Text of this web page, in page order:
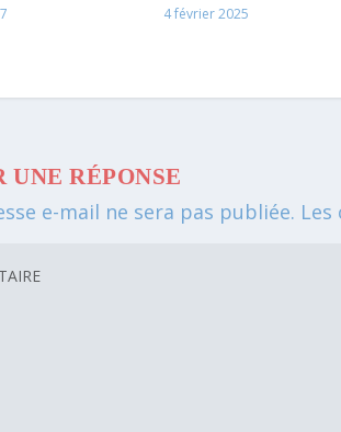
4 février 2025
UNE RÉPONSE
e-mail ne sera pas publiée.